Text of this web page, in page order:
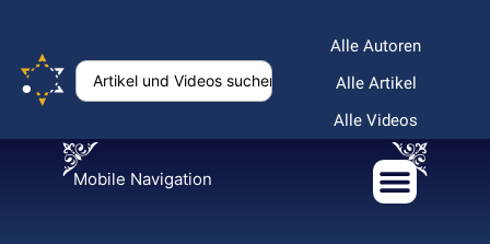
Alle Autoren
Alle Artikel
Alle Videos
Mobile Navigation